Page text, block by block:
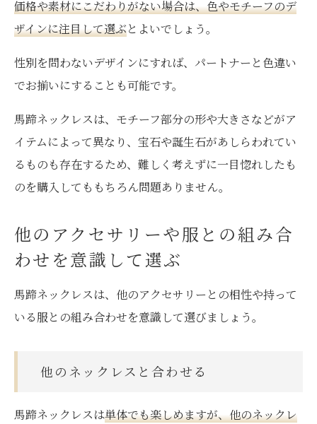
価格や素材にこだわりがない場合は、色やモチーフのデ
ザインに注目して選ぶとよいでしょう。
性別を問わないデザインにすれば、パートナーと色違い
でお揃いにすることも可能です。
馬蹄ネックレスは、モチーフ部分の形や大きさなどがア
イテムによって異なり、宝石や誕生石があしらわれてい
るものも存在するため、難しく考えずに一目惚れしたも
のを購入してももちろん問題ありません。
他のアクセサリーや服との組み合
わせを意識して選ぶ
馬蹄ネックレスは、他のアクセサリーとの相性や持って
いる服との組み合わせを意識して選びましょう。
他のネックレスと合わせる
馬蹄ネックレスは単体でも楽しめますが、他のネックレ